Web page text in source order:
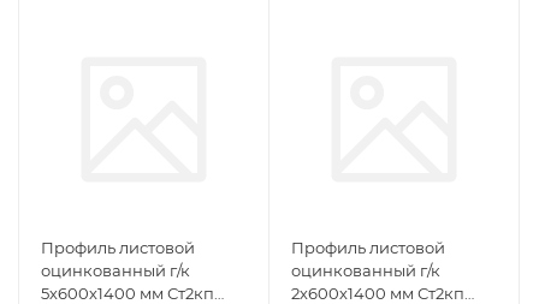
Профиль листовой
оцинкованный г/к
5х600х1400 мм Ст2кп
Профиль листовой
оцинкованный г/к
2х600х1400 мм Ст2кп